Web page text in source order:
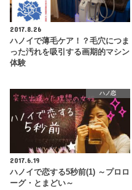
2017.8.26
ハノイで薄毛ケア！？毛穴につま
った汚れを吸引する画期的マシン
体験
ハノ恋
2017.6.19
ハノイで恋する5秒前(1) ～プロロ
ーグ・とまどい～